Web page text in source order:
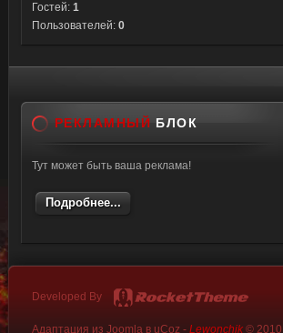
Гостей: 1
Пользователей: 0
РЕКЛАМНЫЙ БЛОК
Тут может быть ваша реклама!
Подробнее...
Developed By
Адаптация из Joomla в uCoz - Lewonchik© 2010